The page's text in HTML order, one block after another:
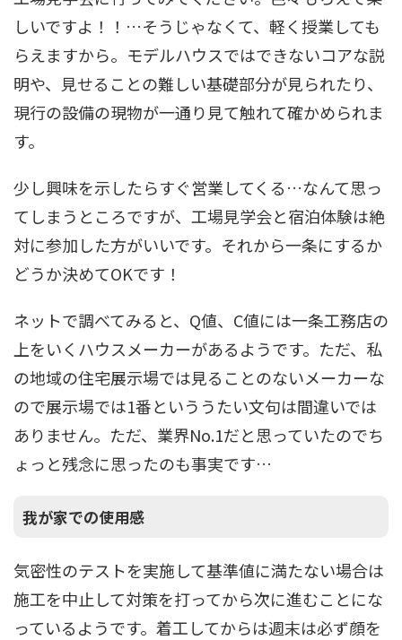
しいですよ！！…そうじゃなくて、軽く授業しても
らえますから。モデルハウスではできないコアな説
明や、見せることの難しい基礎部分が見られたり、
現行の設備の現物が一通り見て触れて確かめられま
す。
少し興味を示したらすぐ営業してくる…なんて思っ
てしまうところですが、工場見学会と宿泊体験は絶
対に参加した方がいいです。それから一条にするか
どうか決めてOKです！
ネットで調べてみると、Q値、C値には一条工務店の
上をいくハウスメーカーがあるようです。ただ、私
の地域の住宅展示場では見ることのないメーカーな
ので展示場では1番といううたい文句は間違いでは
ありません。ただ、業界No.1だと思っていたのでち
ょっと残念に思ったのも事実です…
我が家での使用感
気密性のテストを実施して基準値に満たない場合は
施工を中止して対策を打ってから次に進むことにな
っているようです。着工してからは週末は必ず顔を